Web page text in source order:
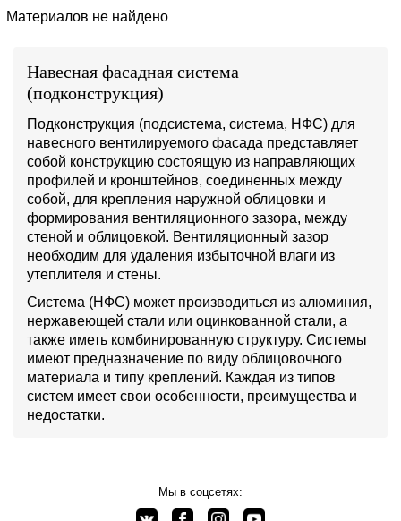
Материалов не найдено
Навесная фасадная система
(подконструкция)
Подконструкция (подсистема, система, НФС) для
навесного вентилируемого фасада представляет
собой конструкцию состоящую из направляющих
профилей и кронштейнов, соединенных между
собой, для крепления наружной облицовки и
формирования вентиляционного зазора, между
стеной и облицовкой. Вентиляционный зазор
необходим для удаления избыточной влаги из
утеплителя и стены.
Система (НФС) может производиться из алюминия,
нержавеющей стали или оцинкованной стали, а
также иметь комбинированную структуру. Системы
имеют предназначение по виду облицовочного
материала и типу креплений. Каждая из типов
систем имеет свои особенности, преимущества и
недостатки.
Мы в соцсетях: